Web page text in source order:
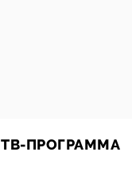
ТВ-ПРОГРАММА